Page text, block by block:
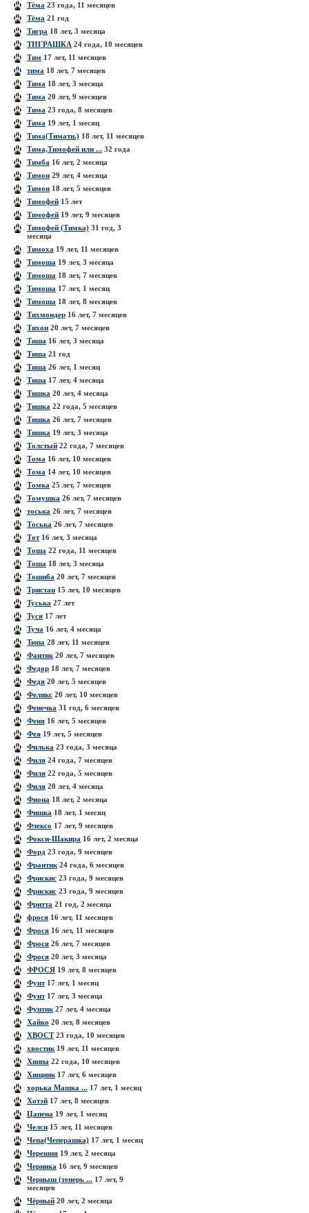
Тёма 23 года, 11 месяцев
Тёма 21 год
Тигра 18 лет, 3 месяца
ТИГРАШКА 24 года, 10 месяцев
Тим 17 лет, 11 месяцев
тима 18 лет, 7 месяцев
Тима 18 лет, 3 месяца
Тима 20 лет, 9 месяцев
Тима 23 года, 8 месяцев
Тима 19 лет, 1 месяц
Тима(Тимати.) 18 лет, 11 месяцев
Тима,Тимофей или ... 32 года
Тимба 16 лет, 2 месяца
Тимон 29 лет, 4 месяца
Тимон 18 лет, 5 месяцев
Тимофей 15 лет
Тимофей 19 лет, 9 месяцев
Тимофей (Тимка) 31 год, 3
месяца
Тимоха 19 лет, 11 месяцев
Тимоша 19 лет, 3 месяца
Тимоша 18 лет, 7 месяцев
Тимоша 17 лет, 1 месяц
Тимоша 18 лет, 8 месяцев
Тихмондер 16 лет, 7 месяцев
Тихон 20 лет, 7 месяцев
Тиша 16 лет, 3 месяца
Тиша 21 год
Тиша 26 лет, 1 месяц
Тиша 17 лет, 4 месяца
Тишка 20 лет, 4 месяца
Тишка 22 года, 5 месяцев
Тишка 26 лет, 7 месяцев
Тишка 19 лет, 3 месяца
Толстый 22 года, 7 месяцев
Тома 16 лет, 10 месяцев
Тома 14 лет, 10 месяцев
Томка 25 лет, 7 месяцев
Томушка 26 лет, 7 месяцев
тоська 26 лет, 7 месяцев
Тоська 26 лет, 7 месяцев
Тот16 лет, 3 месяца
Тоша 22 года, 11 месяцев
Тоша 18 лет, 3 месяца
Тошиба 20 лет, 7 месяцев
Тристан 15 лет, 10 месяцев
Туська 27 лет
Туся 17 лет
Туча 16 лет, 4 месяца
Тюпа 28 лет, 11 месяцев
Фантик 20 лет, 7 месяцев
Федор 18 лет, 7 месяцев
Федя 20 лет, 5 месяцев
Феликс 20 лет, 10 месяцев
Фенечка 31 год, 6 месяцев
Феня 16 лет, 5 месяцев
Фея 19 лет, 5 месяцев
Филька 23 года, 3 месяца
Филя 24 года, 7 месяцев
Филя 22 года, 5 месяцев
Филя 20 лет, 4 месяца
Фиона 18 лет, 2 месяца
Фишка 18 лет, 1 месяц
Флексо 17 лет, 9 месяцев
Фокси-Шакира 16 лет, 2 месяца
Форд 23 года, 9 месяцев
Франтик 24 года, 6 месяцев
Фрискис 23 года, 9 месяцев
Фрискис 23 года, 9 месяцев
Фритта 21 год, 2 месяца
фрося 16 лет, 11 месяцев
Фрося 16 лет, 11 месяцев
Фрося 26 лет, 7 месяцев
Фрося 20 лет, 3 месяца
ФРОСЯ 19 лет, 8 месяцев
Фунт17 лет, 1 месяц
Фунт17 лет, 3 месяца
Фунтик 27 лет, 4 месяца
Хайко 20 лет, 8 месяцев
ХВОСТ23 года, 10 месяцев
хвостик 19 лет, 11 месяцев
Хиппа 22 года, 10 месяцев
Хищник 17 лет, 6 месяцев
хорька Машка ... 17 лет, 1 месяц
Хотэй 17 лет, 8 месяцев
Цапена 19 лет, 1 месяц
Челси 15 лет, 11 месяцев
Чепа(Чеперашка) 17 лет, 1 месяц
Черешня 19 лет, 2 месяца
Черника 16 лет, 9 месяцев
Черныш (теперь ... 17 лет, 9
месяцев
Чёрный 20 лет, 2 месяца